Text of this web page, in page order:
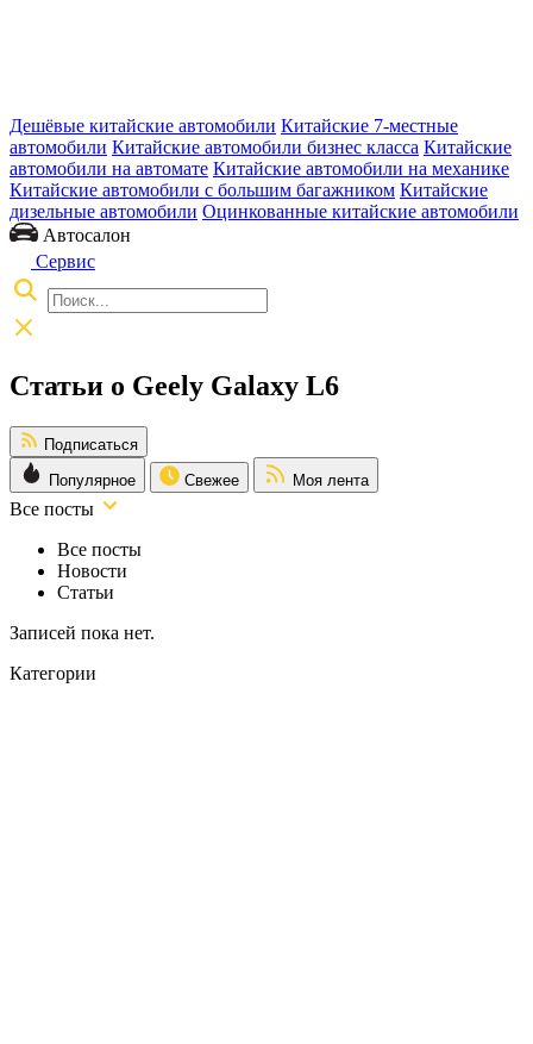
Дешёвые китайские автомобили Китайские 7-местные
автомобили Китайские автомобили бизнес класса Китайские
автомобили на автомате Китайские автомобили на механике
Китайские автомобили с большим багажником Китайские
дизельные автомобили Оцинкованные китайские автомобили
Автосалон
Сервис
Статьи о Geely Galaxy L6
Подписаться
Популярное
Свежее Моя лента
Все посты
Все посты
Новости
Статьи
Записей пока нет.
Категории